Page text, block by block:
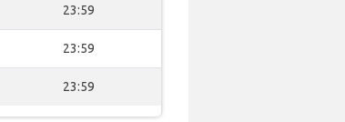
23:59
23:59
23:59